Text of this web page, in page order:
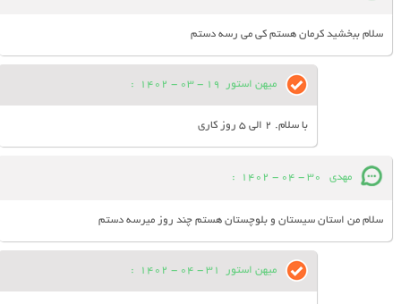
سلام ببخشید کرمان هستم کی می رسه دستم
میهن استور 19 - 03 - 1402
:
با سلام. 2 الی 5 روز کاری
مهدی 30 - 04 - 1402
:
سلام من استان سیستان و بلوچستان هستم چند روز میرسه دستم
میهن استور 31 - 04 - 1402
: